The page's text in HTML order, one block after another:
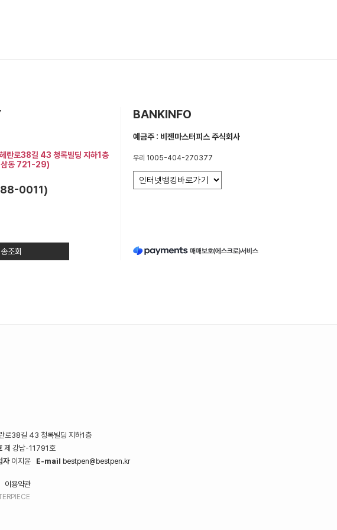
란로38길 43 청록빌딩 지하1층
동 721-29)
0011)
조회
BANKINFO
예금주 : 비젠마스터피스 주식회사
우리 1005-404-270377
로38길 43 청록빌딩 지하1층
제 강남-11791호
자이지윤 E-mail bestpen@bestpen.kr
이용약관